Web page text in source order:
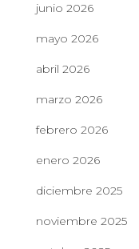
junio 2026
mayo 2026
abril 2026
marzo 2026
febrero 2026
enero 2026
diciembre 2025
noviembre 2025